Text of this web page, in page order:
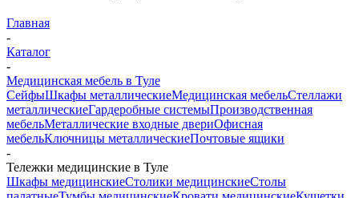
Главная
-
Каталог
-
Медицинская мебель в Туле
СейфыШкафы металлическиеМедицинская мебельСтеллажи
металлическиеГардеробные системыПроизводственная
мебельМеталлические входные двериОфисная
мебельКлючницы металлическиеПочтовые ящики
-
Тележки медицинские в Туле
Шкафы медицинскиеСтолики медицинскиеСтолы